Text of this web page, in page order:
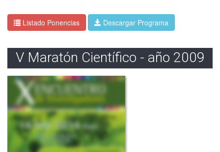
Listado Ponencias Descargar Programa
V Maratón Científico - año 2009